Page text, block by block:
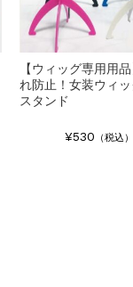
【ウィッグ専用用
れ防止！女装ウィッ
スタンド
¥530 （税込）